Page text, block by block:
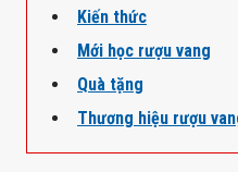
Kiến thức
Mới học rượu vang
Quà tặng
Thương hiệu rượu